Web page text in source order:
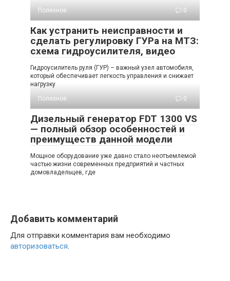
Полезное
0
Как устранить неисправности и
сделать регулировку ГУРа на МТЗ:
схема гидроусилителя, видео
Гидроусилитель руля (ГУР) – важный узел автомобиля,
который обеспечивает легкость управления и снижает
нагрузку
Полезное
0
Дизельный генератор FDT 1300 VS
— полный обзор особенностей и
преимуществ данной модели
Мощное оборудование уже давно стало неотъемлемой
частью жизни современных предприятий и частных
домовладельцев, где
Добавить комментарий
Для отправки комментария вам необходимо
авторизоваться.